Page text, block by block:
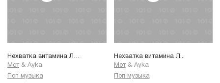
Нехватка витамина Л…
Мот & Ayka
Поп музыка
Нехватка витамина Л...
Мот & Ayka
Поп музыка